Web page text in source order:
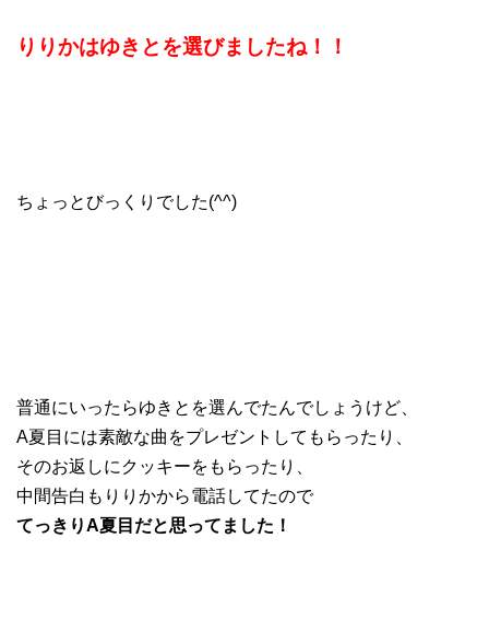
りりかはゆきとを選びましたね！！
ちょっとびっくりでした(^^)
普通にいったらゆきとを選んでたんでしょうけど、
A夏目には素敵な曲をプレゼントしてもらったり、
そのお返しにクッキーをもらったり、
中間告白もりりかから電話してたので
てっきりA夏目だと思ってました！